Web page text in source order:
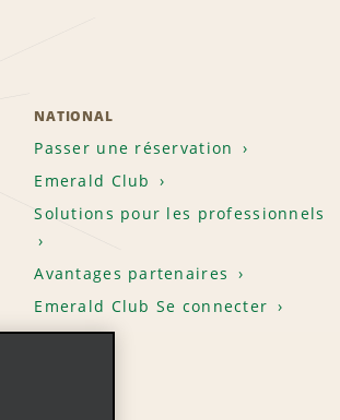
NATIONAL
Passer une réservation
Emerald Club
Solutions pour les professionnels
Avantages partenaires
Emerald Club Se connecter